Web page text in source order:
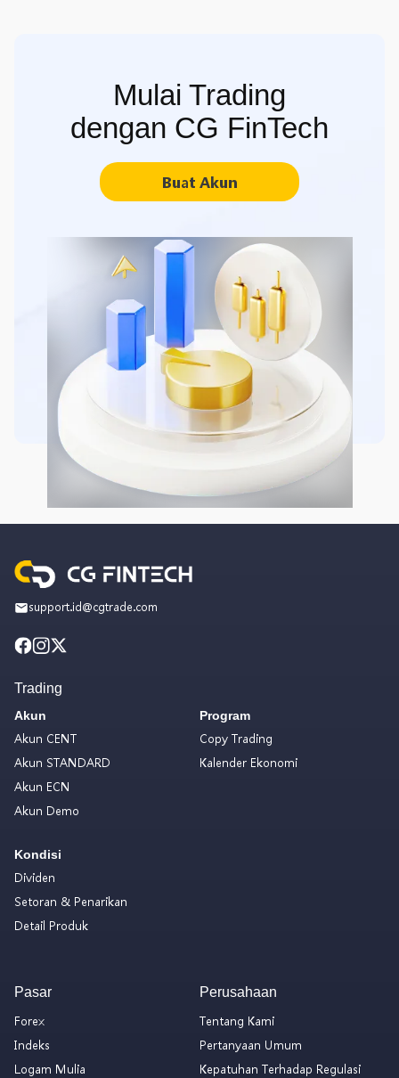
Mulai Trading
dengan CG FinTech
Buat Akun
support.id@cgtrade.com
Trading
Akun
Akun CENT
Akun STANDARD
Akun ECN
Akun Demo
Kondisi
Dividen
Setoran & Penarikan
Detail Produk
Program
Copy Trading
Kalender Ekonomi
Pasar
Forex
Indeks
Logam Mulia
Perusahaan
Tentang Kami
Pertanyaan Umum
Kepatuhan Terhadap Regulasi